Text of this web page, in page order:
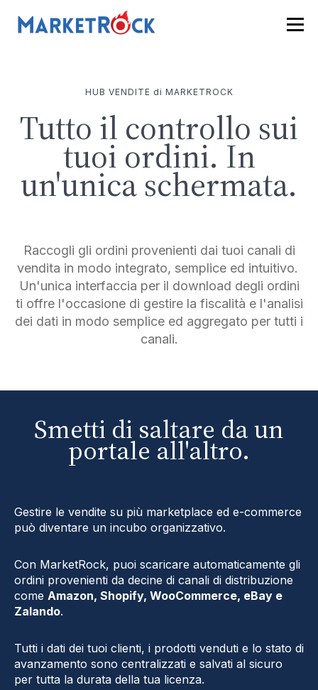
HUB VENDITE di MARKETROCK
Tutto il controllo sui
tuoi ordini. In
un'unica schermata.
Raccogli gli ordini provenienti dai tuoi canali di
vendita in modo integrato, semplice ed intuitivo.
Un'unica interfaccia per il download degli ordini
ti offre l'occasione di gestire la fiscalità e l'analisi
dei dati in modo semplice ed aggregato per tutti i
canali.
Smetti di saltare da un
portale all'altro.
Gestire le vendite su più marketplace ed e-commerce
può diventare un incubo organizzativo.
Con MarketRock, puoi scaricare automaticamente gli
ordini provenienti da decine di canali di distribuzione
come Amazon, Shopify, WooCommerce, eBay e
Zalando.
Tutti i dati dei tuoi clienti, i prodotti venduti e lo stato di
avanzamento sono centralizzati e salvati al sicuro
per tutta la durata della tua licenza.